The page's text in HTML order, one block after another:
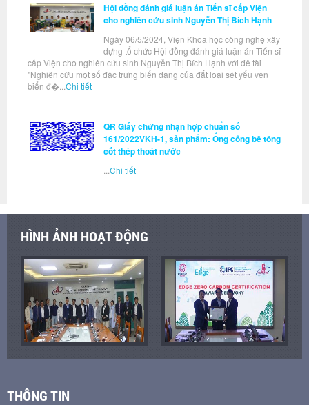
Hội đồng đánh giá luận án Tiến sĩ cấp Viện
cho nghiên cứu sinh Nguyễn Thị Bích Hạnh
Ngày 06/5/2024, Viện Khoa học công nghệ xây
dựng tổ chức Hội đồng đánh giá luận án Tiến sĩ
cấp Viện cho nghiên cứu sinh Nguyễn Thị Bích Hạnh với đề tài
"Nghiên cứu một số đặc trưng biến dạng của đất loại sét yếu ven
biển đ�... Chi tiết
QR Giấy chứng nhận hợp chuẩn số
161/2022VKH-1, sản phẩm: Ống cống bê tông
cốt thép thoát nước
Chi tiết
HÌNH ẢNH HOẠT ĐỘNG
THÔNG TIN